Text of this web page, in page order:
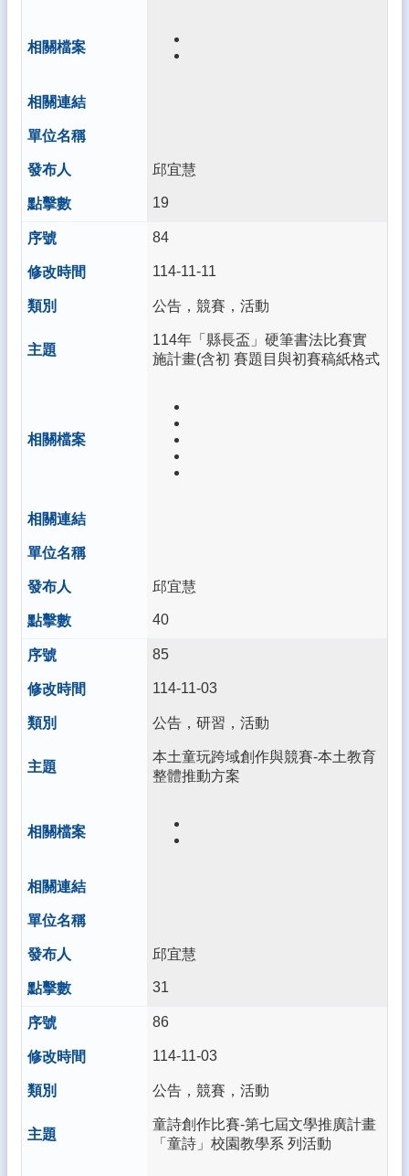
雲
親
師
交
流
台
教
處
公
告
雲
卡
辦/
詢
系
統
雲
林
公
系
線
上
學
專
區
114
公
授
課
性
別
等
邱宜慧
19
84
114-11-11
公告，競賽，活動
114年「縣長盃」硬筆書法比賽實
施計畫(含初 賽題目與初賽稿紙格式
邱宜慧
40
85
114-11-03
公告，研習，活動
本土童玩跨域創作與競賽-本土教育
整體推動方案
邱宜慧
31
86
114-11-03
公告，競賽，活動
童詩創作比賽-第七屆文學推廣計畫
「童詩」校園教學系 列活動